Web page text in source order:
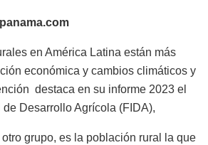
en América Latina están más
económica y cambios climáticos y
destaca en su informe 2023 el
Desarrollo Agrícola (FIDA),
grupo, es la población rural la que